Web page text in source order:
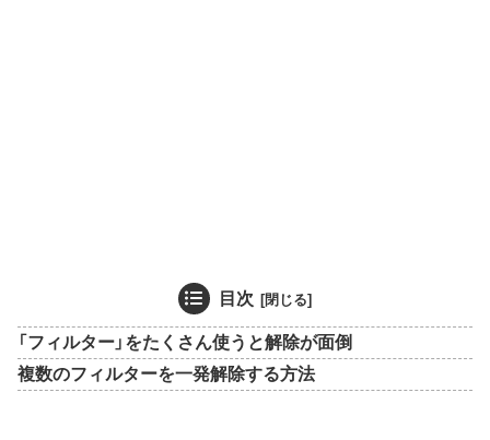
目次
「フィルター」をたくさん使うと解除が面倒
複数のフィルターを一発解除する方法